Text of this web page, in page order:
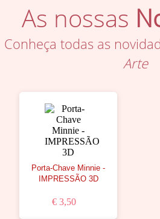
As nossas
Conheça todas as
Arte
Porta-Chave Minnie -
IMPRESSÃO 3D
€ 3,50